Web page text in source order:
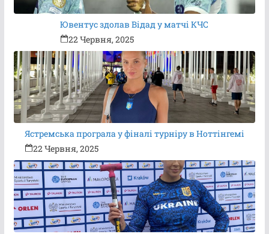
Ювентус здолав Відад у матчі КЧС
22 Червня, 2025
Ястремська програла у фіналі турніру в Ноттінгемі
22 Червня, 2025